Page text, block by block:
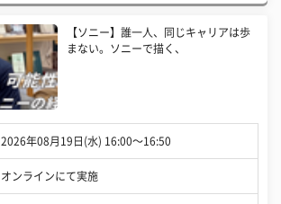
【ソニー】誰一人、同じキャリアは歩
まない。ソニーで描く、
2026年08月19日(水) 16:00〜16:50
オンラインにて実施